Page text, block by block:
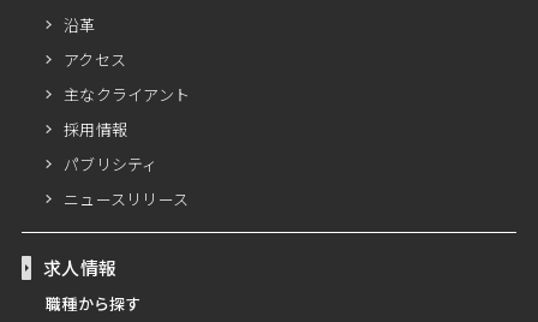
沿革
アクセス
主なクライアント
採用情報
パブリシティ
ニュースリリース
求人情報
職種から探す